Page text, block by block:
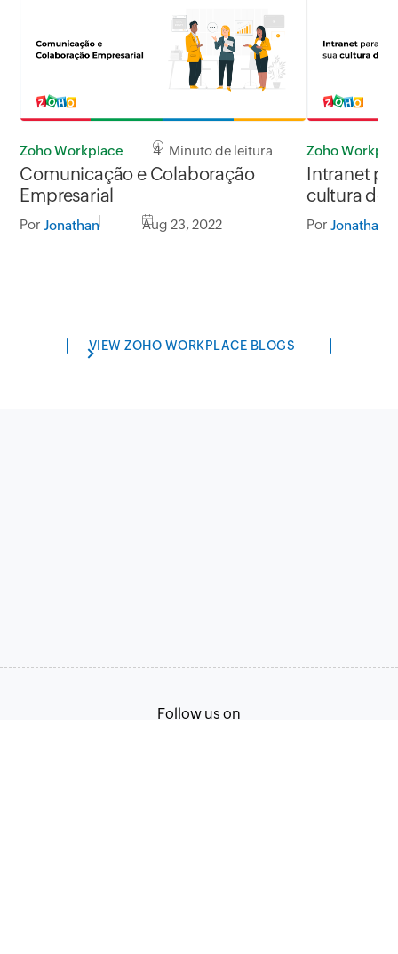
Zoho Workplace 4 Minuto de leitura
Comunicação e Colaboração
Empresarial
Por Jonathan Aug 23, 2022
Zoho
Intranet
cultura de
Por Jonathan
VIEW ZOHO WORKPLACE BLOGS
Follow us on